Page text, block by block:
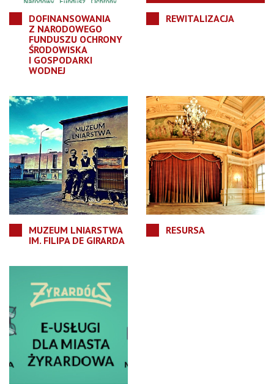
DOFINANSOWANIA
Z NARODOWEGO
FUNDUSZU OCHRONY
ŚRODOWISKA
I GOSPODARKI
WODNEJ
REWITALIZACJA
MUZEUM LNIARSTWA
IM. FILIPA DE GIRARDA
RESURSA